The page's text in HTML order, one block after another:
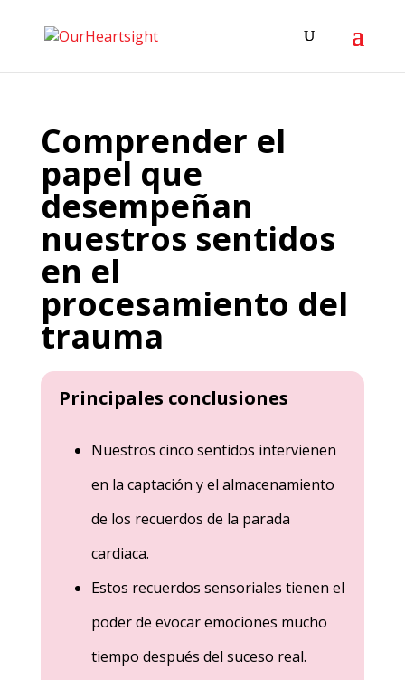
Comprender el
papel que
desempeñan
nuestros sentidos
en el
procesamiento del
trauma
Principales conclusiones
Nuestros cinco sentidos intervienen
en la captación y el almacenamiento
de los recuerdos de la parada
cardiaca.
Estos recuerdos sensoriales tienen el
poder de evocar emociones mucho
tiempo después del suceso real.